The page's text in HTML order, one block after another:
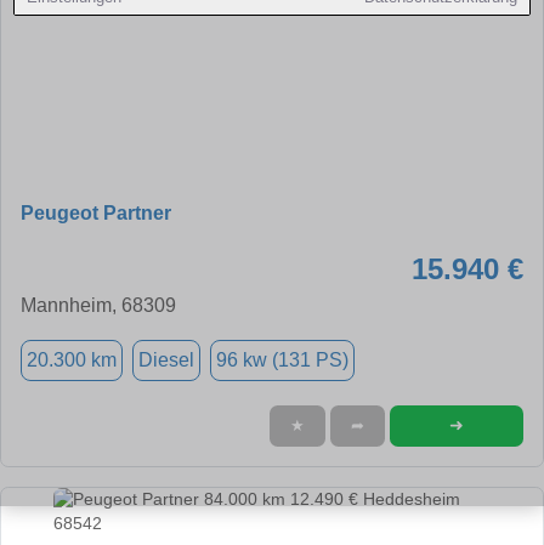
Peugeot Partner
15.940 €
Mannheim, 68309
20.300 km Diesel 96 kw (131 PS)
★ ➦ ➜